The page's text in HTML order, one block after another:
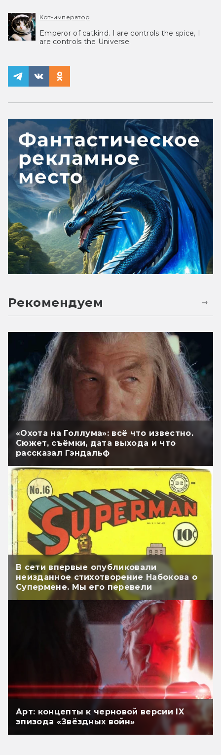
Кот-император
Emperor of catkind. I are controls the spice, I
are controls the Universe.
Рекомендуем
«Охота на Голлума»: всё что известно.
Сюжет, съёмки, дата выхода и что
рассказал Гэндальф
В сети впервые опубликовали
неизданное стихотворение Набокова о
Супермене. Мы его перевели
Арт: концепты к черновой версии IX
эпизода «Звёздных войн»